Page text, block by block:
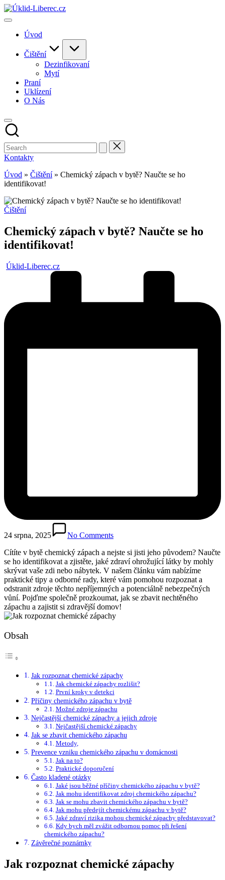
Skip
to
Úvod
Čištění
Dezinfikovaní
Mytí
Praní
Uklízení
O Nás
Kontakty
Úvod » Čištění» Chemický zápach v bytě? Naučte se ho
identifikovat!
Posted
Čištění
Chemický zápach v bytě? Naučte se ho
identifikovat!
Posted
Úklid-Liberec.cz
24 srpna, 2025
No Comments
Cítíte v bytě chemický zápach a nejste si jisti jeho původem? Naučte
se ho identifikovat a zjistěte, jaké zdraví ohrožující látky by mohly
skrývat vaše zdi nebo nábytek. V našem článku vám nabízíme
praktické tipy a odborné rady, které vám pomohou rozpoznat a
odstranit zdroje těchto nepříjemných a potenciálně nebezpečných
vůní. Pojďme společně prozkoumat, jak se zbavit nechtěného
zápachu a zajistit si zdravější domov!
Obsah
Jak rozpoznat chemické zápachy
Jak chemické zápachy rozlišit?
První kroky v detekci
Příčiny chemického zápachu v bytě
Možné zdroje zápachu
Nejčastější chemické zápachy a jejich zdroje
Nejčastější chemické zápachy
Jak se zbavit chemického zápachu
Metody,
Prevence vzniku chemického zápachu v domácnosti
Jak na to?
Praktické doporučení
Často kladené otázky
Jaké jsou běžné příčiny chemického zápachu v bytě?
Jak mohu identifikovat zdroj chemického zápachu?
Jak se mohu zbavit chemického zápachu v bytě?
Jak mohu předejít chemickému zápachu v bytě?
Jaké zdraví rizika mohou chemické zápachy představovat?
Kdy bych měl zvážit odbornou pomoc při řešení
chemického zápachu?
Závěrečné poznámky
Jak rozpoznat chemické zápachy